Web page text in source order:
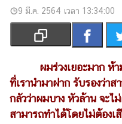
การ
เงิน
การ
บันเทิง
รูปภาพ
9 มี.ค. 2564 เวลา 13:34:00
ผมร่วงเยอะมาก ห้
ที่เรานำมาฝาก รับรองว่า
กลัวว่าผมบาง หัวล้าน จะ
สามารถทำได้โดยไม่ต้องเ